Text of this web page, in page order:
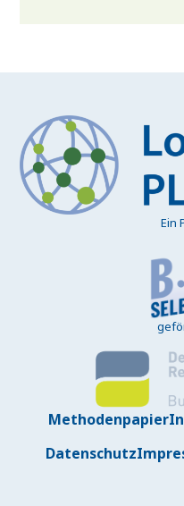
Ein
Methodenpapier
Datenschutz